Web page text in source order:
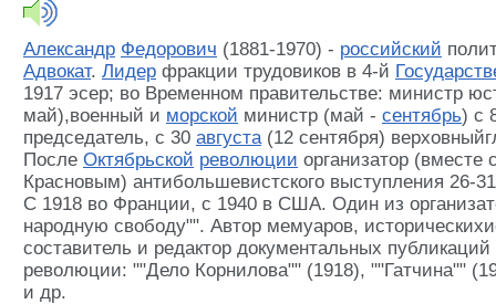
Александр Федорович (1881-1970) - российский
Адвокат. Лидер фракции трудовиков в 4-й
1917 эсер; во Временном правительстве: министр
май),военный и морской министр (май - сентябрь) с
председатель, с 30 августа(12 сентября)
После Октябрьской революции организатор (вместе
Красновым) антибольшевистского выступления 26-
С 1918 во Франции, с 1940 в США. Один из
народную свободу"". Автор мемуаров,
составитель и редактор документальных
революции: ""Дело Корнилова"" (1918), ""Гатчина""
и др.